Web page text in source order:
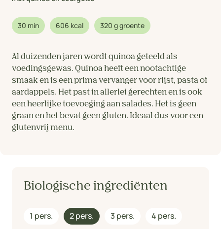
30 min 606 kcal 320 g groente
Al duizenden jaren wordt quinoa geteeld als
voedingsgewas. Quinoa heeft een nootachtige
smaak en is een prima vervanger voor rijst, pasta of
aardappels. Het past in allerlei gerechten en is ook
een heerlijke toevoeging aan salades. Het is geen
graan en het bevat geen gluten. Ideaal dus voor een
glutenvrij menu.
Biologische ingrediënten
1 pers. 2 pers. 3 pers.
4 pers.